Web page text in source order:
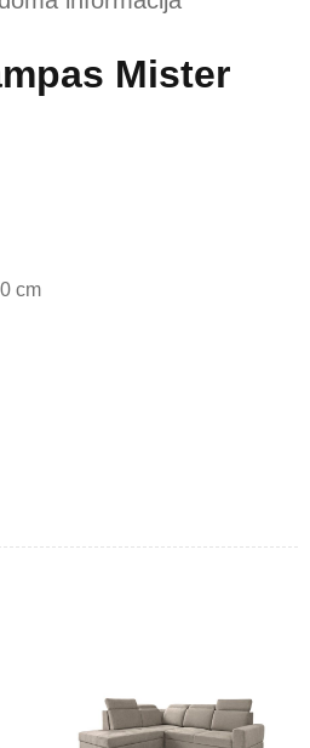
Mister
cm
ir ilgaamžiškumu. Audinys
prižiūrimas.